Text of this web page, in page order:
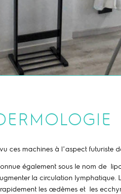
ces machinesà l’aspect futuriste
également sous le nom de
la circulation lymphatique.
les œdèmes et les